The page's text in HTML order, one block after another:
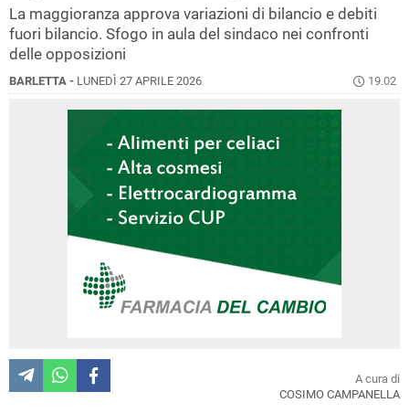
La maggioranza approva variazioni di bilancio e debiti
fuori bilancio. Sfogo in aula del sindaco nei confronti
delle opposizioni
BARLETTA - LUNEDÌ 27 APRILE 2026 19.02
A cura di
COSIMO CAMPANELLA